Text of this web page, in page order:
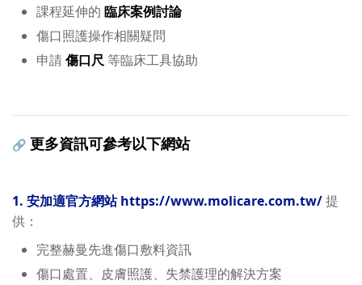
課程延伸的 臨床案例討論
傷口照護操作相關疑問
申請傷口尺 等臨床工具協助
🔗 更多資訊可參考以下網站
1. 安加適官方網站 https://www.molicare.com.tw/提
供：
完整赫曼先進傷口敷料資訊
傷口處置、皮膚照護、失禁護理的解決方案